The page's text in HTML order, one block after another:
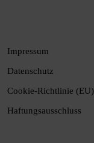
Impressum
Datenschutz
Cookie-Richtlinie (EU)
Haftungsausschluss